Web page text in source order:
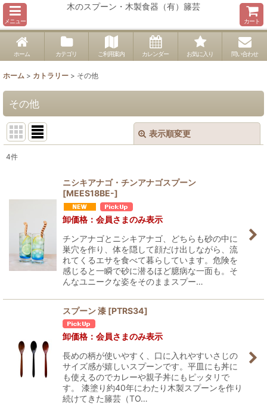
メニュー
木のスプーン・木製食器（有）籐芸
カート
ホーム カテゴリ ご利用案内 カレンダー お気に入り 問い合わせ
ホーム > カトラリー > その他
その他
表示順変更
並び順:
4件
ニシキアナゴ・チンアナゴスプーン
[MEES18BE-]
卸価格：会員さまのみ表示
チンアナゴとニシキアナゴ、どちらも砂の中に
巣穴を作り、体を隠して顔だけ出しながら、流
れてくるエサを食べて暮らしています。危険を
感じると一瞬で砂に潜るほど臆病な一面も。そ
んなユニークな姿をそのままスプー…
スプーン 漆 [PTRS34]
卸価格：会員さまのみ表示
長めの柄が使いやすく、口に入れやすいさじの
サイズ感が嬉しいスプーンです。平皿にも丼に
も使えるのでカレーや親子丼にもピッタリで
す。 漆塗り約40年にわたり木製スプーンを作り
続けてきた籐芸（TO…